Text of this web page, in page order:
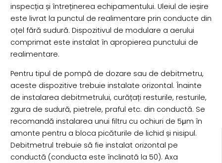
inspecția și întreținerea echipamentului. Uleiul de ieșire
este livrat la punctul de realimentare prin conducte din
oțel fără sudură. Dispozitivul de modulare a aerului
comprimat este instalat în apropierea punctului de
realimentare.
Pentru tipul de pompă de dozare sau de debitmetru,
aceste dispozitive trebuie instalate orizontal. Înainte
de instalarea debitmetrului, curățați resturile, resturile,
zgura de sudură, pietrele, praful etc. din conductă. Se
recomandă instalarea unui filtru cu ochiuri de 5μm în
amonte pentru a bloca picăturile de lichid și nisipul.
Debitmetrul trebuie să fie instalat orizontal pe
conductă (conducta este înclinată la 50). Axa